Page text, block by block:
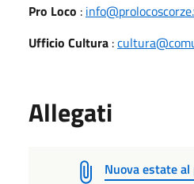
Pro Loco :
Ufficio Cultura :
Allegati
Nuova estate al